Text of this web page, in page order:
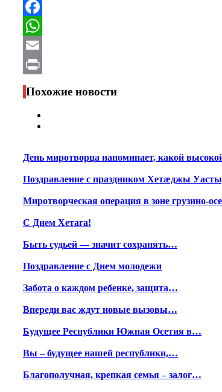
Telegram
Facebook
WhatsApp
Email
Print
Похожие новости
День миротворца напоминает, какой
Поздравление с праздником Хетæджы
Миротворческая операция в зоне грузино-
С Днем Хетага!
Быть судьей — значит сохранять…
Поздравление с Днем молодежи
Забота о каждом ребенке, защита…
Впереди вас ждут новые вызовы…
Будущее Республики Южная Осетия в…
Вы – будущее нашей республики,…
Благополучная, крепкая семья – залог…